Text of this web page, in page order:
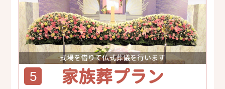
式場を借りて仏式葬儀を行います
5 家族葬プラン